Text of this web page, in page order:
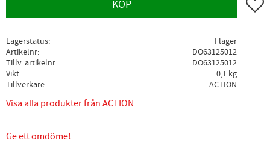
KÖP Lägg
Lagerstatus
I lager
Artikelnr
DO63125012
Tillv. artikelnr
DO63125012
Vikt
0,1 kg
Tillverkare
ACTION
Visa alla produkter från ACTION
Ge ett omdöme!